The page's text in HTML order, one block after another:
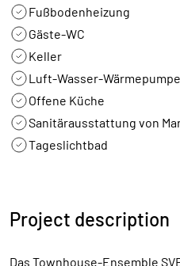
Fußbodenheizung
Gäste-WC
Keller
Luft-Wasser-Wärmepumpe
Offene Küche
Sanitärausstattung von
Tageslichtbad
Project description
Das Townhouse-Ensemble